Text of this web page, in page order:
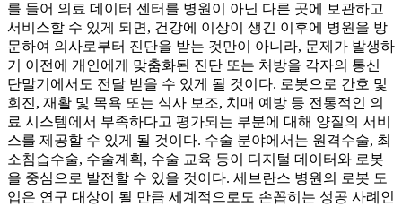
를 들어 의료 데이터 센터를 병원이 아닌 다른 곳에 보관하고
서비스할 수 있게 되면, 건강에 이상이 생긴 이후에 병원을 방
문하여 의사로부터 진단을 받는 것만이 아니라, 문제가 발생하
기 이전에 개인에게 맞춤화된 진단 또는 처방을 각자의 통신
단말기에서도 전달 받을 수 있게 될 것이다. 로봇으로 간호 및
회진, 재활 및 목욕 또는 식사 보조, 치매 예방 등 전통적인 의
료 시스템에서 부족하다고 평가되는 부분에 대해 양질의 서비
스를 제공할 수 있게 될 것이다. 수술 분야에서는 원격수술, 최
소침습수술, 수술계획, 수술 교육 등이 디지털 데이터와 로봇
을 중심으로 발전할 수 있을 것이다. 세브란스 병원의 로봇 도
입은 연구 대상이 될 만큼 세계적으로도 손꼽히는 성공 사례인